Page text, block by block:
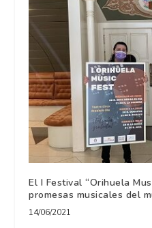
El I Festival “Orihuela
promesas musicales del
14/06/2021